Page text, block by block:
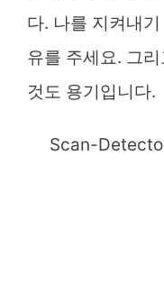
다. 나를 지켜내
유를 주세요. 그
것도 용기입니다.
Scan-